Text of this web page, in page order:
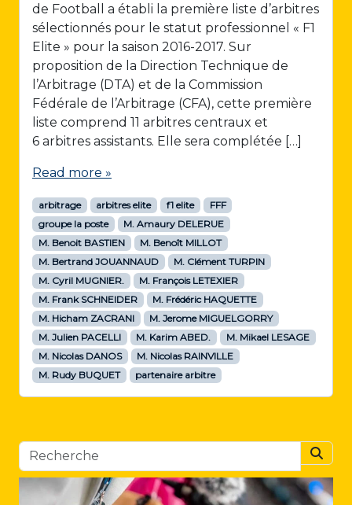
de Football a établi la première liste d’arbitres
sélectionnés pour le statut professionnel « F1
Elite » pour la saison 2016-2017. Sur
proposition de la Direction Technique de
l’Arbitrage (DTA) et de la Commission
Fédérale de l’Arbitrage (CFA), cette première
liste comprend 11 arbitres centraux et
6 arbitres assistants. Elle sera complétée […]
Read more »
arbitrage arbitres elite f1 elite
FFF
groupe la poste
M. Amaury DELERUE
M. Benoit BASTIEN
M. Benoît MILLOT
M. Bertrand JOUANNAUD
M. Clément TURPIN
M. Cyril MUGNIER.
M. François LETEXIER
M. Frank SCHNEIDER
M. Frédéric HAQUETTE
M. Hicham ZACRANI
M. Jerome MIGUELGORRY
M. Julien PACELLI
M. Karim ABED.
M. Mikael LESAGE
M. Nicolas DANOS
M. Nicolas RAINVILLE
M. Rudy BUQUET
partenaire arbitre